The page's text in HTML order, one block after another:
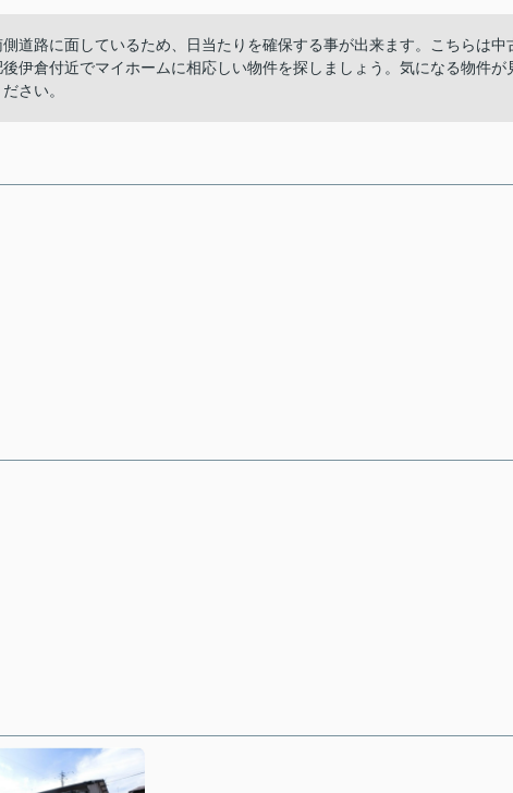
道路に面しているため、日当たりを確保する事が出来ます。こちらは中
伊倉付近でマイホームに相応しい物件を探しましょう。気になる物件が
さい。